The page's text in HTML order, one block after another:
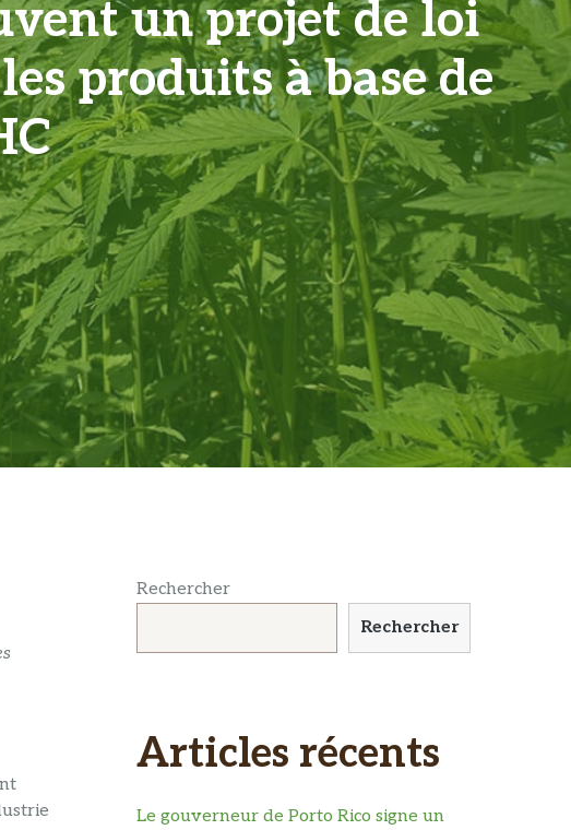
un projet de loi
produits à base de
Rechercher
Rechercher
Articles récents
Le gouverneur de Porto Rico signe un